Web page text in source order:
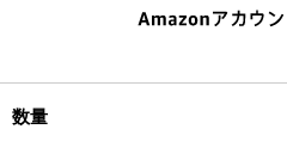
数量